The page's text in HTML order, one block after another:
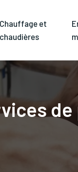
Chauffage et
chaudières